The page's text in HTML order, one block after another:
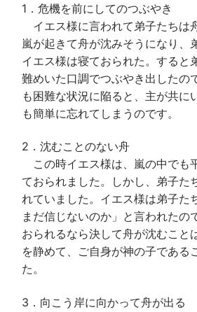
1．危機を前にしてのつぶやき
イエス様に言われて弟子たちは
嵐が起きて舟が沈みそうになり、
イエス様は寝ておられた。すると
難めいた口調でつぶやき出したの
も困難な状況に陥ると、主が共に
も簡単に忘れてしまうのです。
2．沈むことのない舟
この時イエス様は、嵐の中でも
ておられました。しかし、弟子た
れていました。イエス様は弟子た
まだ信じないのか」と言われたの
おられるなら決して舟が沈むこと
を静めて、ご自身が神の子である
た。
3．向こう岸に向かって舟が出る